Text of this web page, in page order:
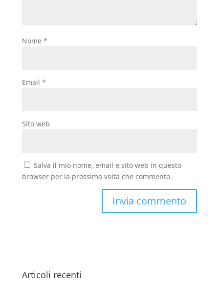
Nome *
Email *
Sito web
Salva il mio nome, email e sito web in questo
browser per la prossima volta che commento.
Articoli recenti